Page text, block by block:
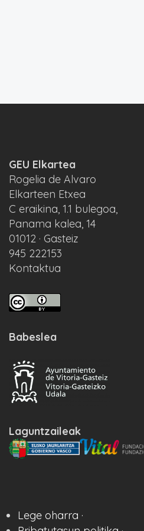
GEU Elkartea
Rogelia de Alvaro
Elkarteen Etxea
C eraikina, 1.1 bulegoa,
Panama kalea, 14
01012 · Gasteiz
945 222153
Kontaktua
Babeslea
Laguntzaileak
Lege oharra ·